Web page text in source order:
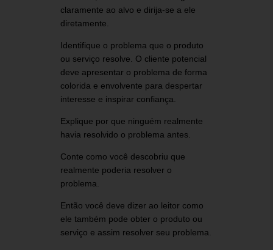
claramente ao alvo e dirija-se a ele
diretamente.
Identifique o problema que o produto
ou serviço resolve. O cliente potencial
deve apresentar o problema de forma
colorida e envolvente para despertar
interesse e inspirar confiança.
Explique por que ninguém realmente
havia resolvido o problema antes.
Conte como você descobriu que
realmente poderia resolver o
problema.
Então você deve dizer ao leitor como
ele também pode obter o produto ou
serviço e assim resolver seu problema.